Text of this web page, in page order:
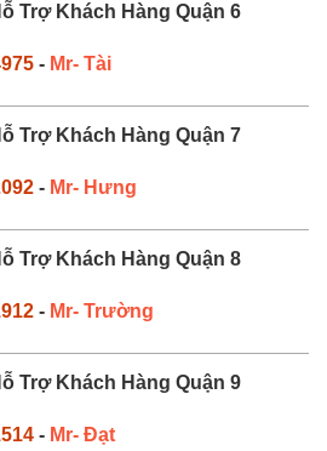
Trợ Khách Hàng Quận 6
- Mr- Tài
Trợ Khách Hàng Quận 7
- Mr- Hưng
Trợ Khách Hàng Quận 8
- Mr- Trường
Trợ Khách Hàng Quận 9
- Mr- Đạt